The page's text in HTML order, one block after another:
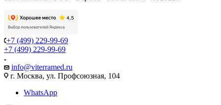
+7 (499) 229-99-69
+7 (499) 229-99-69
info@viterramed.ru
г. Москва, ул. Профсоюзная, 104
WhatsApp